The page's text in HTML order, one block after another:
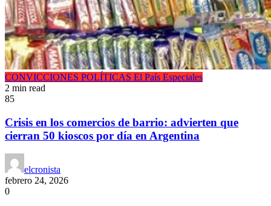
CONVICCIONES POLÍTICAS El País Especiales
2 min read
85
Crisis en los comercios de barrio: advierten que
cierran 50 kioscos por día en Argentina
elcronista
febrero 24, 2026
0